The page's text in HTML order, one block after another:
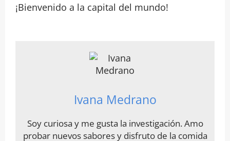
¡Bienvenido a la capital del mundo!
Ivana Medrano
Soy curiosa y me gusta la investigación. Amo
probar nuevos sabores y disfruto de la comida